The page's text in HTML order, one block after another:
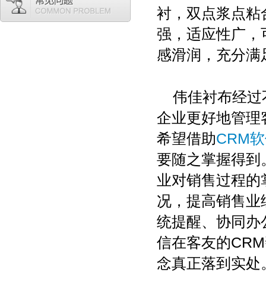
衬，双点浆点粘
强，适应性广，
感滑润，充分满
伟佳衬布经
企业更好地管理
希望借助CRM
要随之掌握得到
业对销售过程
况，提高销售
统提醒、协同办
信在客友的
念真正落到实处